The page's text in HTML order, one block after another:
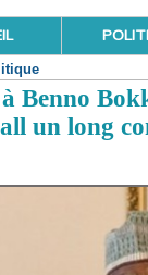
Benno
un long